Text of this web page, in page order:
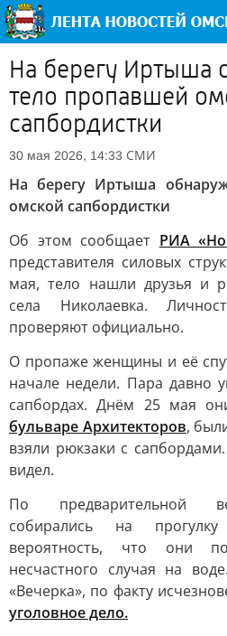
На берегу Иртыша
тело пропавшей
сапбордистки
30 мая 2026, 14:33 СМИ
На берегу Иртыша
омской сапбордистки
Об этом сообщает РИА
представителя силовых
мая, тело нашли друзья и
села Николаевка.
проверяют официально.
О пропаже женщины и её
начале недели. Пара давно
сапбордах. Днём 25 мая
бульваре Архитекторов,
взяли рюкзаки с
видел.
По предварительной
собирались на
вероятность, что они
несчастного случая на
«Вечерка», по факту
уголовное дело.